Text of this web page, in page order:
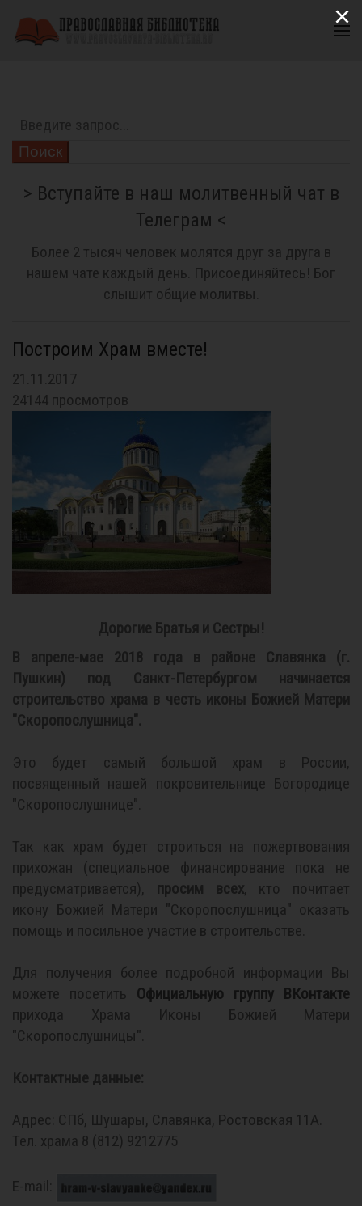
Поиск
> Вступайте в наш молитвенный чат в
Телеграм <
Более 2 тысяч человек молятся друг за друга в
нашем чате каждый день. Присоединяйтесь! Бог
слышит общие молитвы.
Построим Храм вместе!
21.11.2017
24144 просмотров
Дорогие Братья и Сестры!
В апреле-мае 2018 года в районе Славянка (г.
Пушкин) под Санкт-Петербургом начинается
строительство храма в честь иконы Божией Матери
"Скоропослушница".
Это будет самый большой храм в России,
посвященный нашей покровительнице Богородице
"Скоропослушнице".
Так как храм будет строиться на пожертвования
прихожан (специальное финансирование пока не
предусматривается), просим всех, кто почитает
икону Божией Матери "Скоропослушница" оказать
помощь и посильное участие в строительстве.
Для получения более подробной информации Вы
можете посетить Официальную группу ВКонтакте
прихода Храма Иконы Божией Матери
"Скоропослушницы".
Контактные данные:
Адрес: СПб, Шушары, Славянка, Ростовская 11А.
Тел. храма 8 (812) 9212775
E-mail:
×